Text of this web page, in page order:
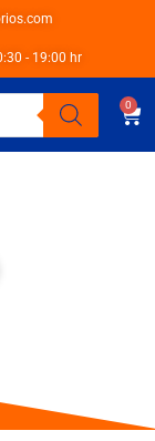
- 19:00 hr
0